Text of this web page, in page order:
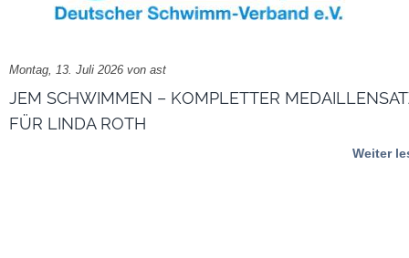
Montag, 13. Juli 2026 von ast
JEM SCHWIMMEN – KOMPLETTER
FÜR LINDA ROTH
Weiter